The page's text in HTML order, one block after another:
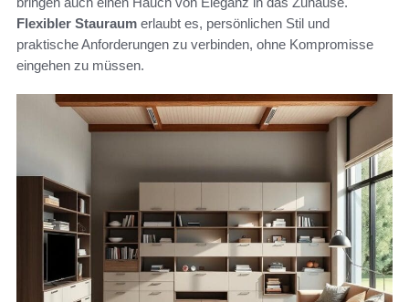
Flexibler Stauraum erlaubt es, persönlichen Stil und
praktische Anforderungen zu verbinden, ohne Kompromisse
eingehen zu müssen.